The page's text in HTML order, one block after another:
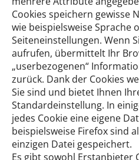
Cookies speichern gewisse
wie beispielsweise Sprache
Seiteneinstellungen. Wenn
aufrufen, übermittelt Ihr
„userbezogenen“
zurück. Dank der Cookies
Sie sind und bietet Ihnen
Standardeinstellung. In
jedes Cookie eine eigene
beispielsweise Firefox sind
einzigen Datei gespeichert.
Es gibt sowohl Erstanbieter